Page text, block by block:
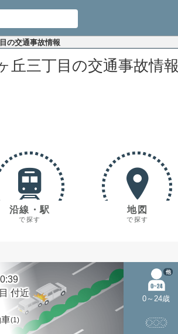
の交通事故情報
丘三丁目の交通事故情報
沿線・駅
で探す
地図
で探す
付近
(1)
0～24歳
他